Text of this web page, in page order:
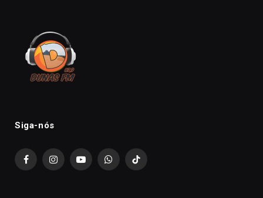
Siga-nós
FacebookInstagramYouTubeWhatsAppTikTok